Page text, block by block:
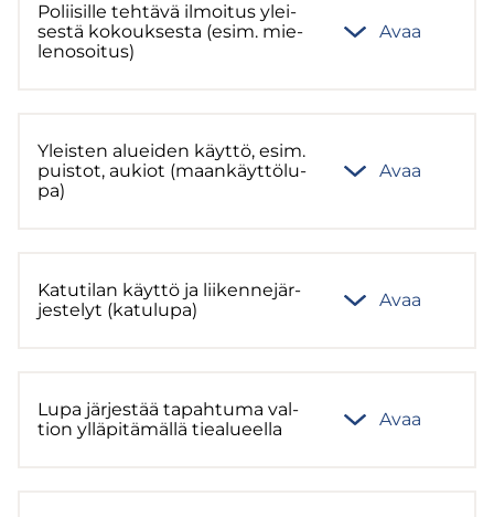
Po­lii­sil­le teh­tä­vä il­moi­tus ylei­
ses­tä ko­kouk­ses­ta (esim. mie­
le­no­soi­tus)
Avaa
Yleis­ten aluei­den käyt­tö, esim.
puis­tot, au­kiot (maan­käyt­tö­lu­
pa)
Avaa
Ka­tu­ti­lan käyt­tö ja lii­ken­ne­jär­
jes­te­lyt (ka­tu­lu­pa)
Avaa
Lupa jär­jes­tää ta­pah­tu­ma val­
tion yl­lä­pi­tä­mäl­lä tie­a­lu­eel­la
Avaa